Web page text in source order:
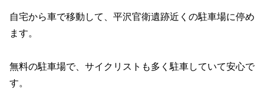
自宅から車で移動して、平沢官衛遺跡近くの駐車場に停め
ます。
無料の駐車場で、サイクリストも多く駐車していて安心で
す。